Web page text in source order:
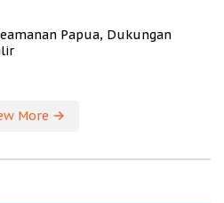
Papua, Dukungan
More